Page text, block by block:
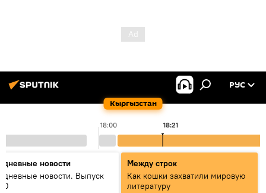
Кыргызстан
РУС
18:00 18:21
новости
новости. Выпуск
Между строк
Как кошки захватили мировую
литературу